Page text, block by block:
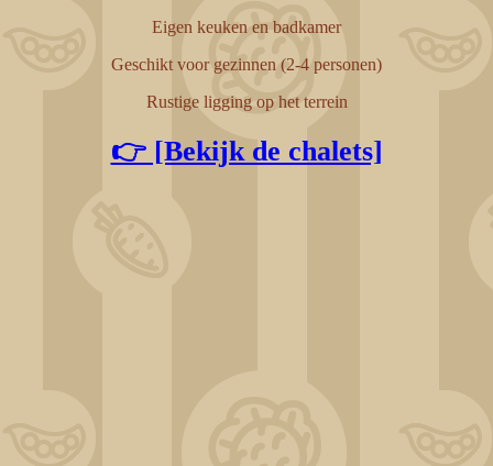
Eigen keuken en badkamer
Geschikt voor gezinnen (2-4 personen)
Rustige ligging op het terrein
👉 [Bekijk de chalets]